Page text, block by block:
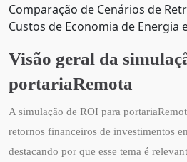
Comparação de Cenários de
Custos de Economia de Energia
Visão geral da
portariaRemota
A simulação de ROI para
retornos financeiros de investimentos
destacando por que esse tema é